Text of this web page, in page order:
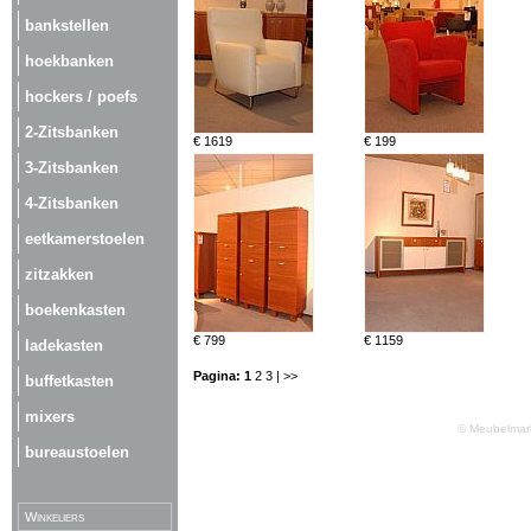
bankstellen
hoekbanken
hockers / poefs
2-Zitsbanken
3-Zitsbanken
4-Zitsbanken
eetkamerstoelen
zitzakken
boekenkasten
ladekasten
buffetkasten
mixers
bureaustoelen
Winkeliers
€ 1619 € 199
€ 799 € 1159
Pagina: 1 2 3 | >>
©